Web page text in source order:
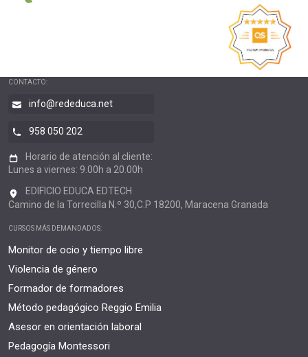
CONTACTO:
info@rededuca.net
958 050 202
Horario de atención al cliente:
Lunes a viernes: 9.00h a 20.00h
EDIFICIO EDUCA EDTECH
Camino de la Torrecilla N.º 30,C.P 18200, Maracena Granada
CURSOS MÁS DEMANDADOS:
Monitor de ocio y tiempo libre
Violencia de género
Formador de formadores
Método pedagógico Reggio Emilia
Asesor en orientación laboral
Pedagogía Montessori